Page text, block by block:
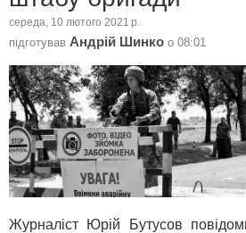
середа, 10 лютого 2021 р.
підготував Андрій Шинко о 08:01
Журналіст Юрій Бутусов